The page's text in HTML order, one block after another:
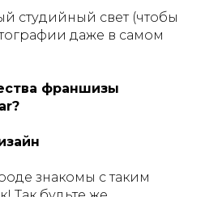
студийный свет (чтобы
даже в самом
франшизы
знакомы с таким